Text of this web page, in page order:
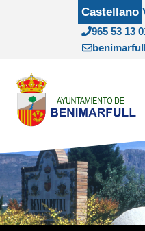
965 53 13
Castellano